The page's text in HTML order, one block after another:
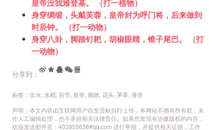
皇帝没我难登基。 （打一植物）
身穿绸缎，头戴芙蓉，皇帝封为呼门将，后来做到
时辰钟。 （打一动物）
身穿八卦，脚踏钉耙，胡椒眼睛，锥子尾巴。 （打
一动物）
分享到：
标签： 出水 水稻 百节 皇帝 脚踏 花头 茅草 身穿
声明：本文内容由互联网用户自发贡献自行上传，本网站不拥有所有权，未
作人工编辑处理，也不承担相关法律责任。如果您发现有涉嫌版权的内容，
欢迎发送邮件至：403855638#qq.com 进行举报，并提供相关证据，工作